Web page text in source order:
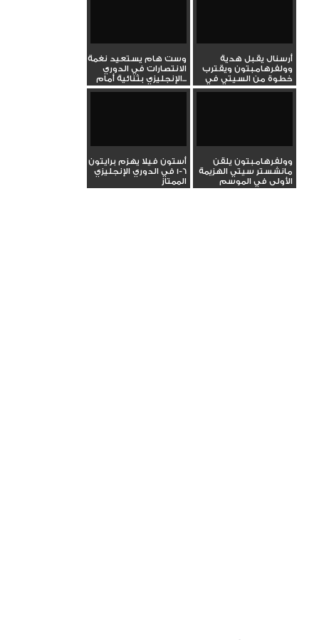
أرسنال يقبل هدية
وولفرهامبتون ويقترب
خطوة من السيتي في
صدارة...
وست هام يستعيد نغمة
الانتصارات في الدوري
الإنجليزي بثنائية أمام...
وولفرهامبتون يلقن
مانشستر سيتي الهزيمة
الأولى في الموسم
أستون فيلا يهزم برايتون
6-1 في الدوري الإنجليزي
الممتاز